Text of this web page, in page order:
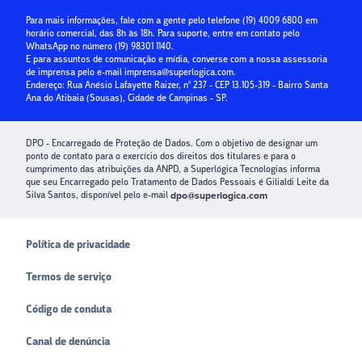
Crédito para Condomínios
Paybox
Para mais informações, fale com a gente pelo telefone (19) 4009 6800 em
horário comercial, das 8h às 18h. Para suporte, entre em contato pelo
WhatsApp no número (19) 98301 1140.
E para assuntos de comunicação e mídia, converse com a nossa assessoria
de imprensa pelo e-mail imprensa@superlogica.com.
Endereço: Rua Anésio Lafayette Raizer, nº 237 - CEP 13.105-319 - Bairro Santa
Ana do Atibaia (Sousas), Cidade de Campinas - SP.
DPO - Encarregado de Proteção de Dados. Com o objetivo de designar um
ponto de contato para o exercício dos direitos dos titulares e para o
cumprimento das atribuições da ANPD, a Superlógica Tecnologias informa
que seu Encarregado pelo Tratamento de Dados Pessoais é Gilialdi Leite da
Silva Santos, disponível pelo e-mail dpo@superlogica.com
Política de privacidade
Termos de serviço
Código de conduta
Canal de denúncia